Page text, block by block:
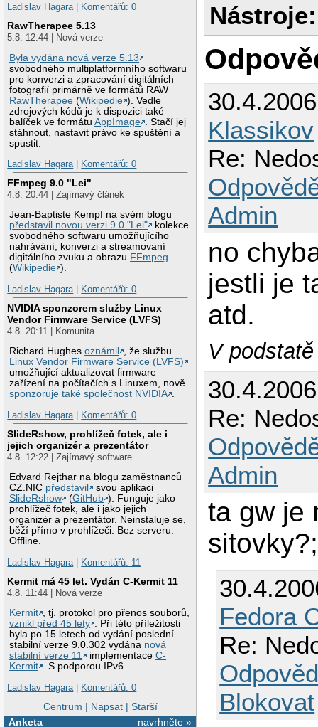
Ladislav Hagara| Komentářů: 0
RawTherapee 5.13
5.8. 12:44 | Nová verze
Byla vydána nová verze 5.13
svobodného multiplatformního softwaru
pro konverzi a zpracování digitálních
fotografií primárně ve formátů RAW
RawTherapee (Wikipedie ). Vedle
zdrojových kódů je k dispozici také
balíček ve formátuAppImage
. Stačí jej
stáhnout, nastavit právo ke spuštění a
spustit.
Ladislav Hagara| Komentářů: 0
FFmpeg 9.0 "Lei"
4.8. 20:44 | Zajímavý článek
Jean-Baptiste Kempf na svém blogu
představil novou verzi 9.0 "Lei"
kolekce
svobodného softwaru umožňujícího
nahrávání, konverzi a streamovaní
digitálního zvuku a obrazu FFmpeg
(Wikipedie ).
Ladislav Hagara| Komentářů: 0
NVIDIA sponzorem služby Linux
Vendor Firmware Service (LVFS)
4.8. 20:11 | Komunita
Richard Hughesoznámil
, že službu
Linux Vendor Firmware Service (LVFS)
umožňující aktualizovat firmware
zařízení na počítačích s Linuxem, nově
sponzoruje také společnost NVIDIA .
Ladislav Hagara| Komentářů: 0
SlideRshow, prohlížeč fotek, ale i
jejich organizér a prezentátor
4.8. 12:22 | Zajímavý software
Edvard Rejthar na blogu zaměstnanců
CZ.NIC představil
svou aplikaci
SlideRshow
(GitHub ). Funguje jako
prohlížeč fotek, ale i jako jejich
organizér a prezentátor. Neinstaluje se,
běží přímo v prohlížeči. Bez serveru.
Offline.
Ladislav Hagara| Komentářů: 11
Kermit má 45 let. Vydán C-Kermit 11
4.8. 11:44 | Nová verze
Kermit , tj. protokol pro přenos souborů,
vznikl před 45 lety . Při této příležitosti
byla po 15 letech od vydání poslední
stabilní verze 9.0.302 vydána nová
stabilní verze 11
implementaceC-
Kermit . S podporou IPv6.
Ladislav Hagara| Komentářů: 0
Centrum | Napsat| Starší
navrhněte »
Anketa
Nástroje:
Klassikov
Re:
Admin
no
jestli je
atd.
V
Re:
Admin
ta gw je
Fedora
Re:
Blokovat